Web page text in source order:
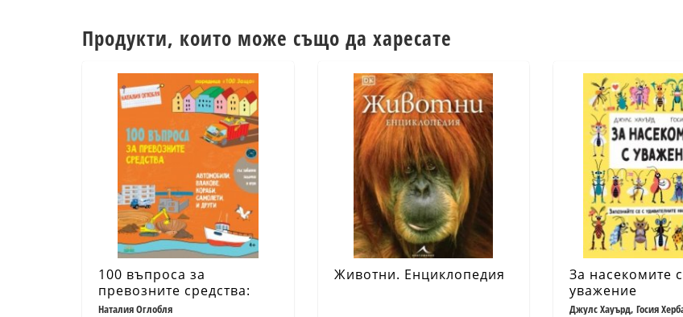
Продукти, които може също да харесате
100 въпроса за
превозните средства:
автомобили, влакове,
Наталия Оглобля
Животни. Енциклопедия
За насекомите с
уважение
Джулс Хауърд, Госия